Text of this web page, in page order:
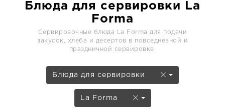
Блюда для сервировки La
Forma
Сервировочные блюда La Forma для подачи
закусок, хлеба и десертов в повседневной и
праздничной сервировке.
Блюда для сервировки
La Forma